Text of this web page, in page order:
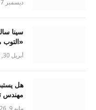
ديسمبر 17, 2024
سينا
«التوب
أبريل 30, 2026
هل
مهندس